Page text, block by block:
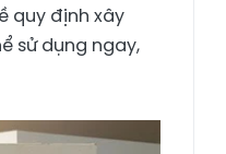
quy định xây
sử dụng ngay,